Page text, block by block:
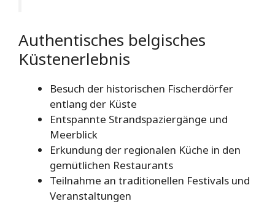
Authentisches belgisches
Küstenerlebnis
Besuch der historischen Fischerdörfer
entlang der Küste
Entspannte Strandspaziergänge und
Meerblick
Erkundung der regionalen Küche in den
gemütlichen Restaurants
Teilnahme an traditionellen Festivals und
Veranstaltungen